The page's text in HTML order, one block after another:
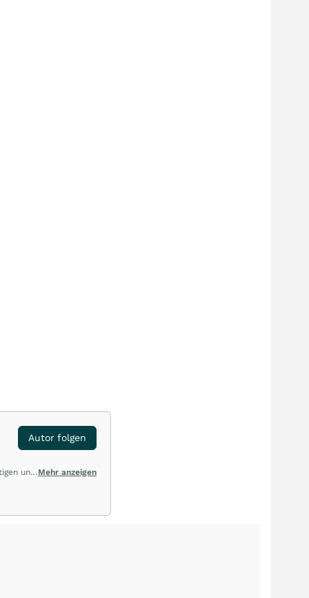
Autor folgen
Mehr anzeigen
und